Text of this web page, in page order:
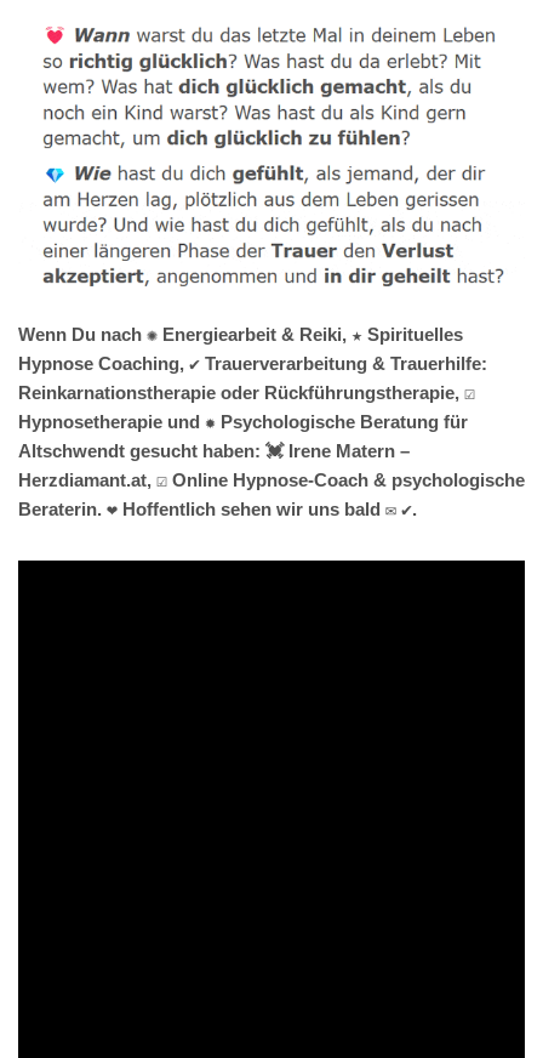
Wenn Du nach ✺ Energiearbeit & Reiki, ★ Spirituelles
Hypnose Coaching, ✔️ Trauerverarbeitung & Trauerhilfe:
Reinkarnationstherapie oder Rückführungstherapie, ☑️
Hypnosetherapie und ✹ Psychologische Beratung für
Altschwendt gesucht haben: 💓️ Irene Matern –
Herzdiamant.at, ☑️ Online Hypnose-Coach & psychologische
Beraterin. ❤ Hoffentlich sehen wir uns bald ✉ ✔.